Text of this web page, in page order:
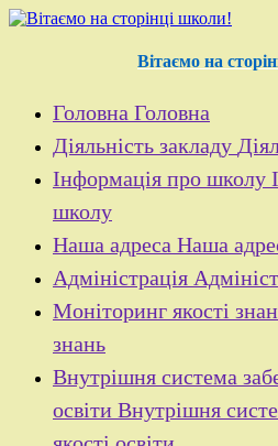
Перейти
Вітаємо на
Головна Головна
Діяльність закладу
Інформація про школу
школу
Наша адреса Наша
Адміністрація
Моніторинг якості
знань
Внутрішня система
освіти Внутрішня